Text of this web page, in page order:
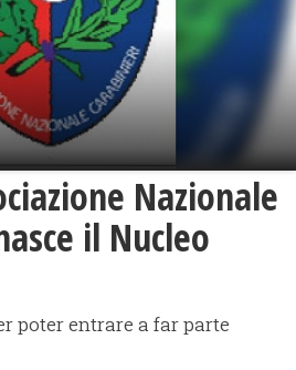
Nazionale
il Nucleo
poter entrare a far parte